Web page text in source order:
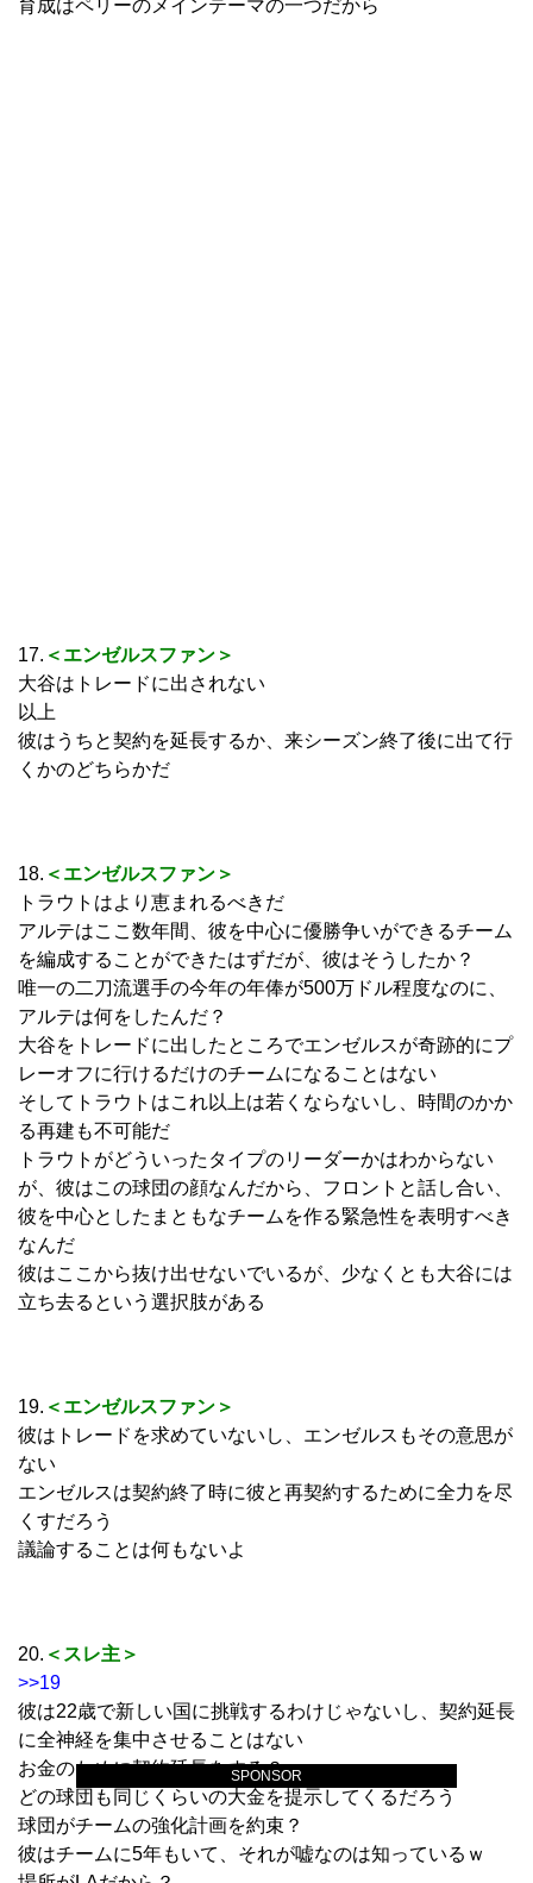
SPONSOR
育成はペリーのメインテーマの一つだから
17. ＜エンゼルスファン＞
大谷はトレードに出されない
以上
彼はうちと契約を延長するか、来シーズン終了後に出て行
くかのどちらかだ
18. ＜エンゼルスファン＞
トラウトはより恵まれるべきだ
アルテはここ数年間、彼を中心に優勝争いができるチーム
を編成することができたはずだが、彼はそうしたか？
唯一の二刀流選手の今年の年俸が500万ドル程度なのに、
アルテは何をしたんだ？
大谷をトレードに出したところでエンゼルスが奇跡的にプ
レーオフに行けるだけのチームになることはない
そしてトラウトはこれ以上は若くならないし、時間のかか
る再建も不可能だ
トラウトがどういったタイプのリーダーかはわからない
が、彼はこの球団の顔なんだから、フロントと話し合い、
彼を中心としたまともなチームを作る緊急性を表明すべき
なんだ
彼はここから抜け出せないでいるが、少なくとも大谷には
立ち去るという選択肢がある
19. ＜エンゼルスファン＞
彼はトレードを求めていないし、エンゼルスもその意思が
ない
エンゼルスは契約終了時に彼と再契約するために全力を尽
くすだろう
議論することは何もないよ
20. ＜スレ主＞
>>19
彼は22歳で新しい国に挑戦するわけじゃないし、契約延長
に全神経を集中させることはない
お金のために契約延長をする？
どの球団も同じくらいの大金を提示してくるだろう
球団がチームの強化計画を約束？
彼はチームに5年もいて、それが嘘なのは知っているｗ